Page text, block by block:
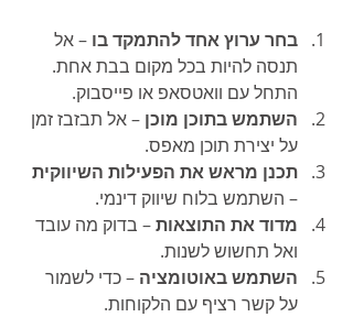
בחר ערוץ אחד להתמקד בו – אל
תנסה להיות בכל מקום בבת אחת.
התחל עם וואטסאפ או פייסבוק.
השתמש בתוכן מוכן – אל תבזבז זמן
על יצירת תוכן מאפס.
תכנן מראש את הפעילות השיווקית
– השתמש בלוח שיווק דינמי.
מדוד את התוצאות – בדוק מה עובד
ואל תחשוש לשנות.
השתמש באוטומציה – כדי לשמור
על קשר רציף עם הלקוחות.